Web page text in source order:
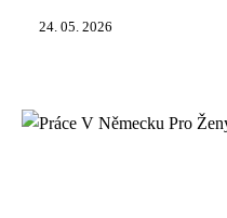
24. 05. 2026